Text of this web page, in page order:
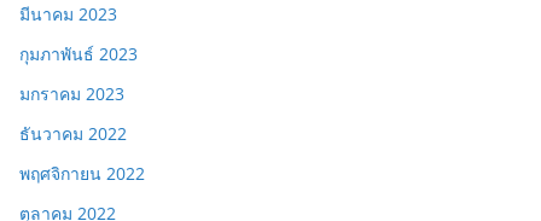
มีนาคม 2023
กุมภาพันธ์ 2023
มกราคม 2023
ธันวาคม 2022
พฤศจิกายน 2022
ตุลาคม 2022